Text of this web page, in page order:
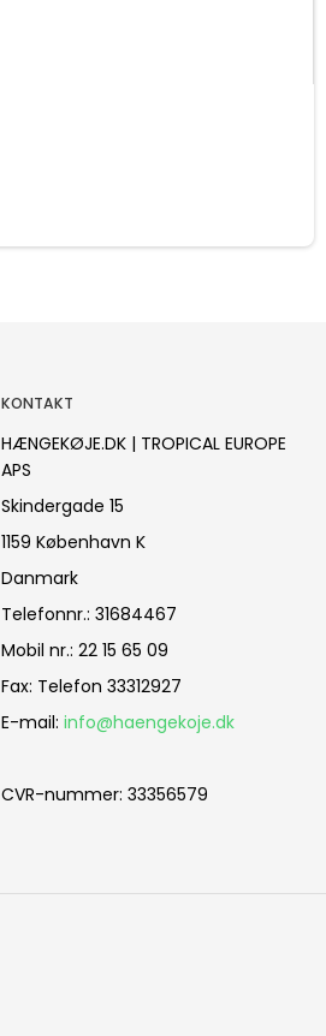
KONTAKT
HÆNGEKØJE.DK | TROPICAL EUROPE
APS
Skindergade 15
1159 København K
Danmark
Telefonnr.: 31684467
Mobil nr.: 22 15 65 09
Fax: Telefon 33312927
E-mail: info@haengekoje.dk
CVR-nummer: 33356579